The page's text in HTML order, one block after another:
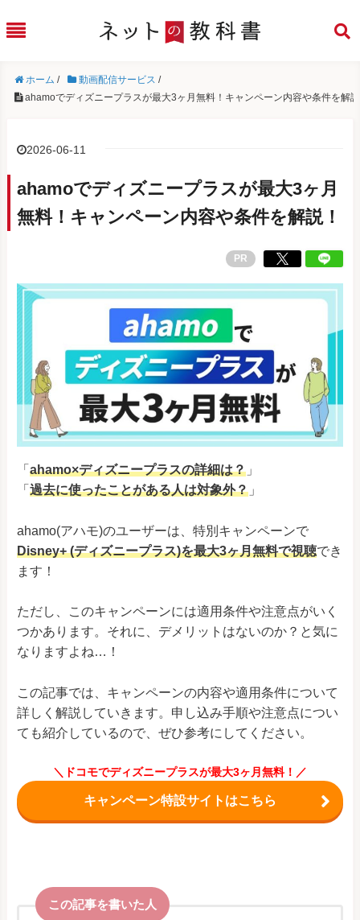
ホーム / 動画配信サービス /
ahamoでディズニープラスが最大3ヶ月無料！キャンペーン内容や条件を解
2026-06-11
ahamoでディズニープラスが最大3ヶ月
無料！キャンペーン内容や条件を解説！
PR
「 ahamo×ディズニープラスの詳細は？ 」
「 過去に使ったことがある人は対象外？ 」
ahamo(アハモ)のユーザーは、特別キャンペーンで
Disney+ (ディズニープラス)を最大3ヶ月無料で視聴でき
ます！
ただし、このキャンペーンには適用条件や注意点がいく
つかあります。それに、デメリットはないのか？と気に
なりますよね…！
この記事では、キャンペーンの内容や適用条件について
詳しく解説していきます。申し込み手順や注意点につい
ても紹介しているので、ぜひ参考にしてください。
＼ドコモでディズニープラスが最大3ヶ月無料！／
キャンペーン特設サイトはこちら